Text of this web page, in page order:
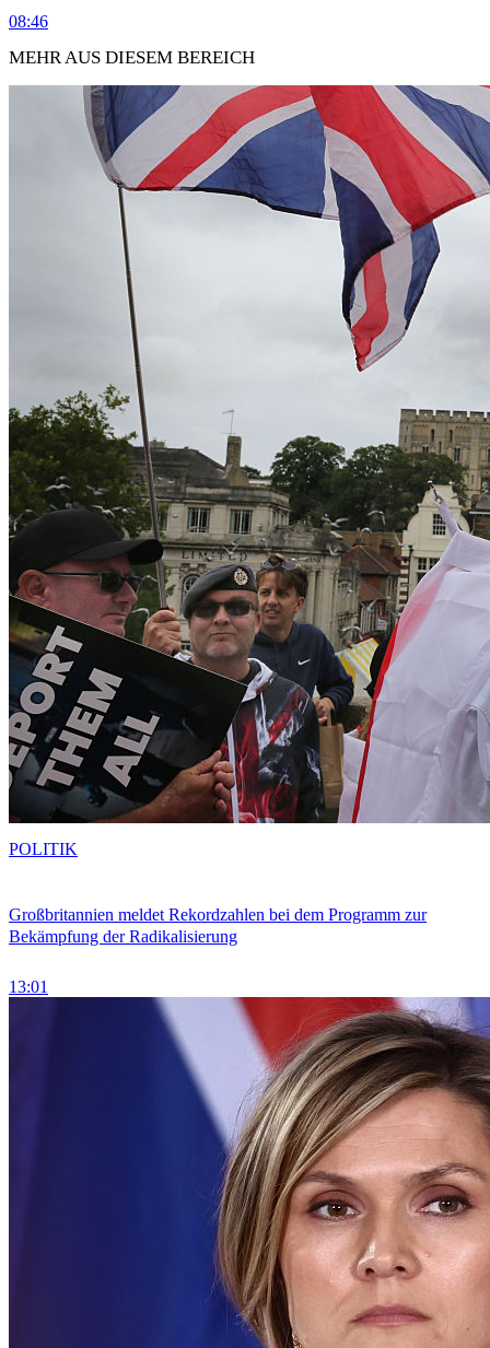
08:46
MEHR AUS DIESEM BEREICH
Großbritannien meldet Rekordzahlen bei dem Programm zur
Bekämpfung der Radikalisierung
13:01
POLITIK